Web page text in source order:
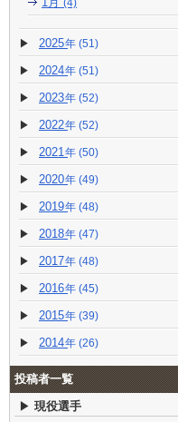
(4)
2025 (51)
2024 (51)
2023 (52)
2022 (52)
2021 (50)
2020 (49)
2019 (48)
2018 (47)
2017 (48)
2016 (45)
2015 (39)
2014 (26)
投稿者一覧
現役選手